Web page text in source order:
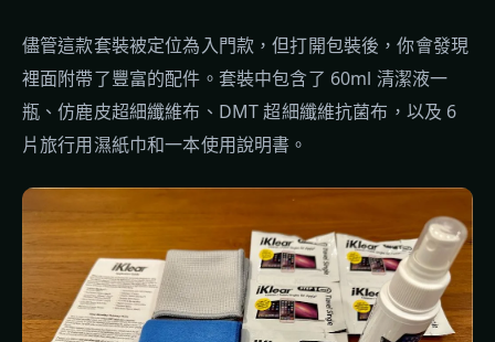
儘管這款套裝被定位為入門款，但打開包裝後，你會發現
裡面附帶了豐富的配件。套裝中包含了 60ml 清潔液一
瓶、仿鹿皮超細纖維布、DMT 超細纖維抗菌布，以及 6
片旅行用濕紙巾和一本使用說明書。